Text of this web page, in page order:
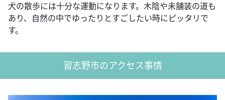
犬の散歩には十分な運動になります。木陰や未舗装の道も
あり、自然の中でゆったりとすごしたい時にピッタリで
す。
習志野市のアクセス事情